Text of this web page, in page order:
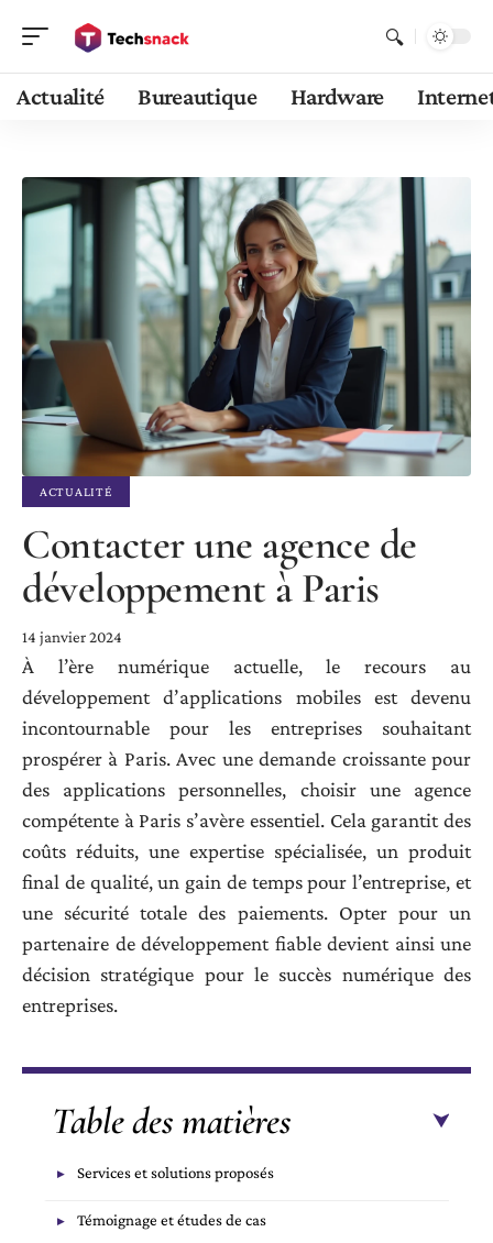
Actualité Bureautique Hardware
ACTUALITÉ
Contacter une agence de
développement à Paris
14 janvier 2024
À l’ère numérique actuelle, le recours au
développement d’applications mobiles est devenu
incontournable pour les entreprises souhaitant
prospérer à Paris. Avec une demande croissante pour
des applications personnelles, choisir une agence
compétente à Paris s’avère essentiel. Cela garantit des
coûts réduits, une expertise spécialisée, un produit
final de qualité, un gain de temps pour l’entreprise, et
une sécurité totale des paiements. Opter pour un
partenaire de développement fiable devient ainsi une
décision stratégique pour le succès numérique des
entreprises.
Table des matières
Services et solutions proposés
Témoignage et études de cas